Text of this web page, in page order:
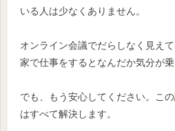
いる人は少なくありません。
オンライン会議でだらしなく見え
家で仕事をするとなんだか気分が
でも、もう安心してください。こ
はすべて解決します。